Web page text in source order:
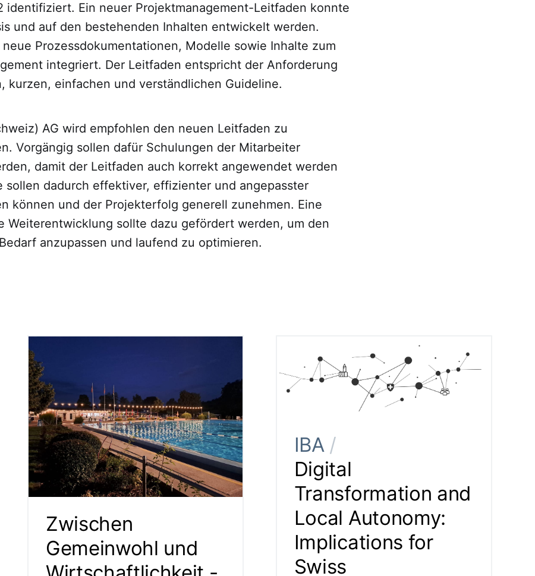
identifiziert. Ein neuer Projektmanagement-Leitfaden konnte
und auf den bestehenden Inhalten entwickelt werden.
Prozessdokumentationen, Modelle sowie Inhalte zum
integriert. Der Leitfaden entspricht der Anforderung
kurzen, einfachen und verständlichen Guideline.
AG wird empfohlen den neuen Leitfaden zu
Vorgängig sollen dafür Schulungen der Mitarbeiter
damit der Leitfaden auch korrekt angewendet werden
sollen dadurch effektiver, effizienter und angepasster
können und der Projekterfolg generell zunehmen. Eine
Weiterentwicklung sollte dazu gefördert werden, um den
anzupassen und laufend zu optimieren.
Zwischen
Gemeinwohl und
IBA/
Digital
Transformation and
Local Autonomy:
Implications for
Swiss